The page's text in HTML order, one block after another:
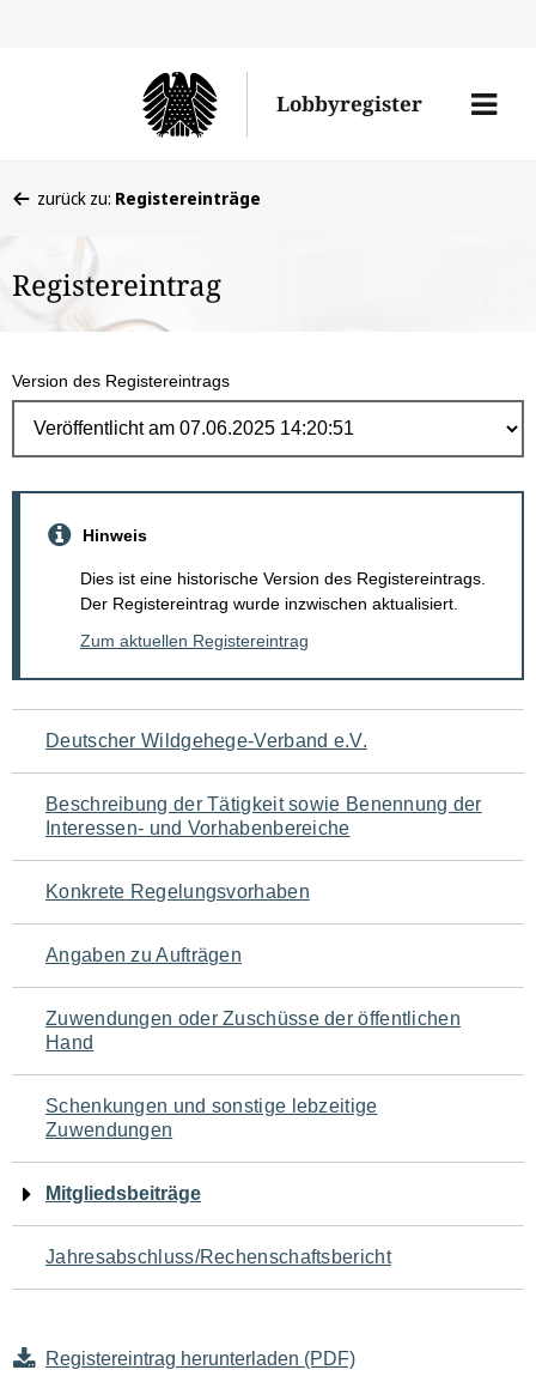
Lobbyregister
Menü
befinden
hier:
zurück zu: Registereinträge
Registereintrag
Version des Registereintrags
Hinweis
Dies ist eine historische Version des Registereintrags.
Der Registereintrag wurde inzwischen aktualisiert.
Zum aktuellen Registereintrag
Navigation
für
den
Seiteninhalt
Deutscher Wildgehege-Verband e.V.
Beschreibung der Tätigkeit sowie Benennung der
Interessen- und Vorhabenbereiche
Konkrete Regelungsvorhaben
Angaben zu Aufträgen
Zuwendungen oder Zuschüsse der öffentlichen
Hand
Schenkungen und sonstige lebzeitige
Zuwendungen
Mitgliedsbeiträge
Jahresabschluss/Rechenschaftsbericht
Registereintrag herunterladen (PDF)